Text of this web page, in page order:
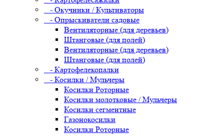
- Окучники / Культиваторы
- Опрыскиватели садовые
Вентиляторные (для деревьев)
Штанговые (для полей)
Вентиляторные (для деревьев)
Штанговые (для полей)
- Картофелекопалки
- Косилки / Мульчеры
Косилки Роторные
Косилки молотковые / Мульчеры
Косилки сегментные
Газонокосилки
Косилки Роторные